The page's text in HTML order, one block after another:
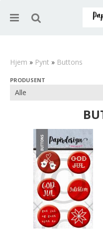
Hjem » Pynt » Buttons
PRODUSENT